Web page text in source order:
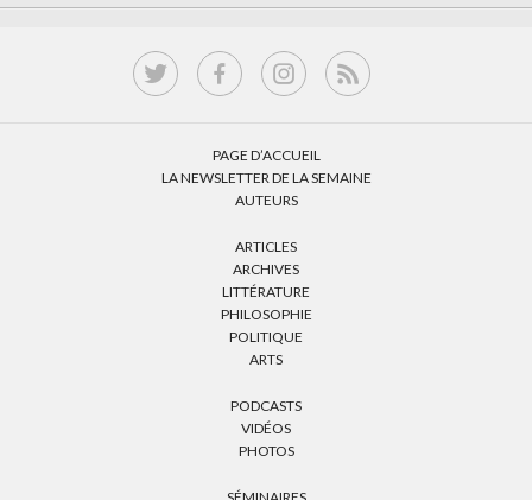
PAGE D’ACCUEIL
LA NEWSLETTER DE LA SEMAINE
AUTEURS
ARTICLES
ARCHIVES
LITTÉRATURE
PHILOSOPHIE
POLITIQUE
ARTS
PODCASTS
VIDÉOS
PHOTOS